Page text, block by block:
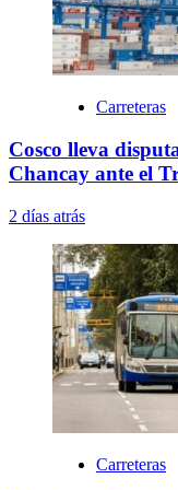
Carreteras
Cosco lleva
Chancay ante el
2 días atrás
Carreteras